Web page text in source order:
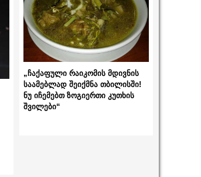
„ჩაქაფული რაიკომის მდივნის
საამებლად შეიქმნა თბილისში!
ნუ იჩემებთ ზოგიერთი კუთხის
შვილები“